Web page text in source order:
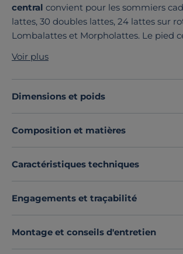
central convient pour les sommiers
lattes, 30 doubles lattes, 24 lattes sur
Lombalattes et Morpholattes. Le pied
Le design moderne au coloris discret
quel que soit le style de votre chambre.
Découvrez toute notre sélection :
Voir plus
Dimensions et poids
Composition et matières
Caractéristiques techniques
Engagements et traçabilité
Montage et conseils d'entretien